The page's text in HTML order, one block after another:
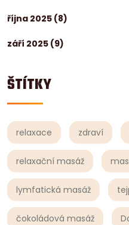
října 2025 (8)
září 2025 (9)
ŠTÍTKY
relaxace zdraví
relaxační masáž
lymfatická masáž
čokoládová masáž